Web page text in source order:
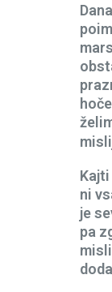
ni
je
pa